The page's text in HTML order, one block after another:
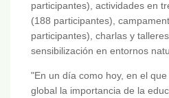
participantes), actividades en
(188 participantes),
participantes), charlas y
sensibilización en entornos
"En un día como hoy, en el
global la importancia de la